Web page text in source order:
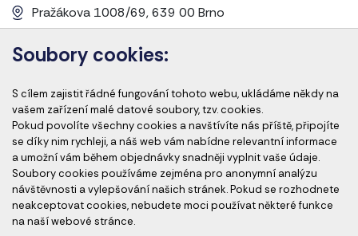
Pražákova 1008/69, 639 00 Brno
info@cems-cz.com
www.cems-cz.comwww.pharmaeducation.sk
Člen skupiny
Soubory cookies:
S cílem zajistit řádné fungování tohoto webu, ukládáme někdy na
vašem zařízení malé datové soubory, tzv. cookies.
Pokud povolíte všechny cookies a navštívíte nás příště, připojíte
se díky nim rychleji, a náš web vám nabídne relevantní informace
a umožní vám během objednávky snadněji vyplnit vaše údaje.
Soubory cookies používáme zejména pro anonymní analýzu
návštěvnosti a vylepšování našich stránek. Pokud se rozhodnete
neakceptovat cookies, nebudete moci používat některé funkce
na naší webové stránce.